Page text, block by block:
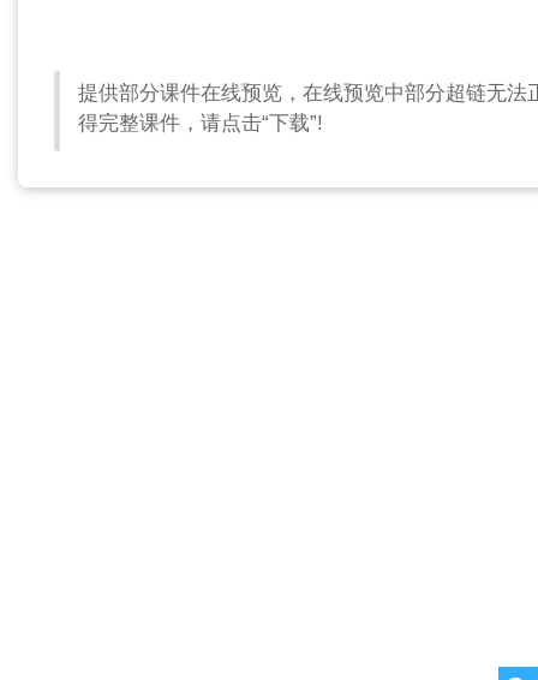
提供部分课件在线预览，在线预览中部分超链无法
得完整课件，请点击“下载”!